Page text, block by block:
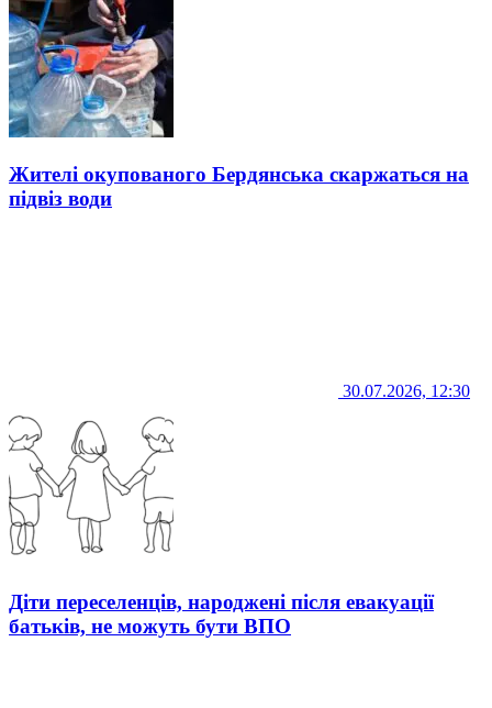
Жителі окупованого Бердянська скаржаться на
підвіз води
30.07.2026, 12:30
Діти переселенців, народжені після евакуації
батьків, не можуть бути ВПО